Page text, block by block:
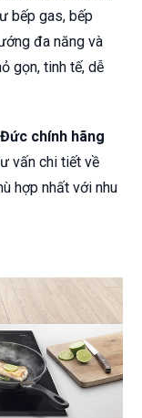
bếp gas, bếp
đa năng và
gọn, tinh tế, dễ
chính hãng
vấn chi tiết về
hợp nhất với nhu